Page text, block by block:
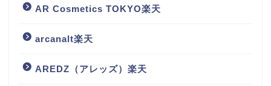
AR Cosmetics TOKYO楽天
arcanalt楽天
AREDZ（アレッズ）楽天